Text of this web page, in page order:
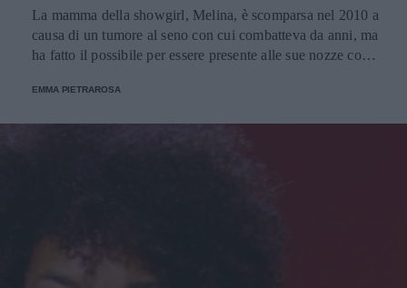
La mamma della showgirl, Melina, è scomparsa nel 2010 a
causa di un tumore al seno con cui combatteva da anni, ma
ha fatto il possibile per essere presente alle sue nozze con
EMMA PIETRAROSA